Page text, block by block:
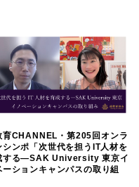
育CHANNEL・第205回オンラ
シンポ「次世代を担うIT人材を
する―SAK University 東京イ
ーションキャンパスの取り組